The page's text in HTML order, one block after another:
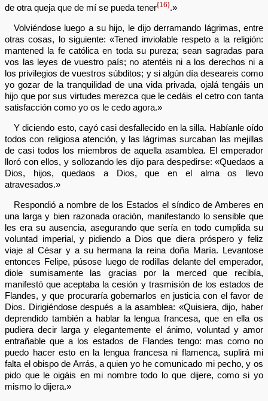
de otra queja que de mí se pueda tener{16}.»
Volviéndose luego a su hijo, le dijo derramando lágrimas, entre
otras cosas, lo siguiente: «Tened inviolable respeto a la religión:
mantened la fe católica en toda su pureza; sean sagradas para
vos las leyes de vuestro país; no atentéis ni a los derechos ni a
los privilegios de vuestros súbditos; y si algún día deseareis como
yo gozar de la tranquilidad de una vida privada, ojalá tengáis un
hijo que por sus virtudes merezca que le cedáis el cetro con tanta
satisfacción como yo os le cedo agora.»
Y diciendo esto, cayó casi desfallecido en la silla. Habíanle oído
todos con religiosa atención, y las lágrimas surcaban las mejillas
de casi todos los miembros de aquella asamblea. El emperador
lloró con ellos, y sollozando les dijo para despedirse: «Quedaos a
Dios, hijos, quedaos a Dios, que en el alma os llevo
atravesados.»
Respondió a nombre de los Estados el síndico de Amberes en
una larga y bien razonada oración, manifestando lo sensible que
les era su ausencia, asegurando que sería en todo cumplida su
voluntad imperial, y pidiendo a Dios que diera próspero y feliz
viaje al César y a su hermana la reina doña María. Levantose
entonces Felipe, púsose luego de rodillas delante del emperador,
diole sumisamente las gracias por la merced que recibía,
manifestó que aceptaba la cesión y trasmisión de los estados de
Flandes, y que procuraría gobernarlos en justicia con el favor de
Dios. Dirigiéndose después a la asamblea: «Quisiera, dijo, haber
deprendido también a hablar la lengua francesa, que en ella os
pudiera decir larga y elegantemente el ánimo, voluntad y amor
entrañable que a los estados de Flandes tengo: mas como no
puedo hacer esto en la lengua francesa ni flamenca, suplirá mi
falta el obispo de Arrás, a quien yo he comunicado mi pecho, y os
pido que le oigáis en mi nombre todo lo que dijere, como si yo
mismo lo dijera.»